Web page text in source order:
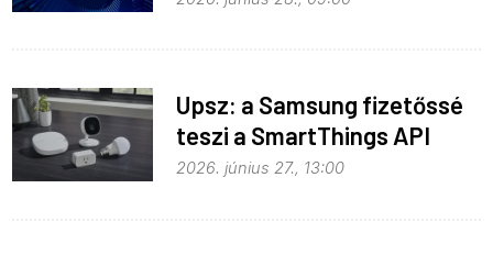
Upsz: a Samsung fizetőssé
teszi a SmartThings API
hozzáférést
2026. június 27., 13:00